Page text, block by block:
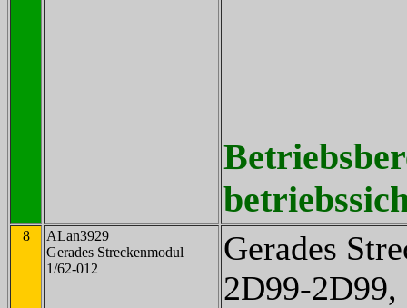
8
ALan3929
Gerades Streckenmodul
1/62-012
Gerades
2D99-2D99,